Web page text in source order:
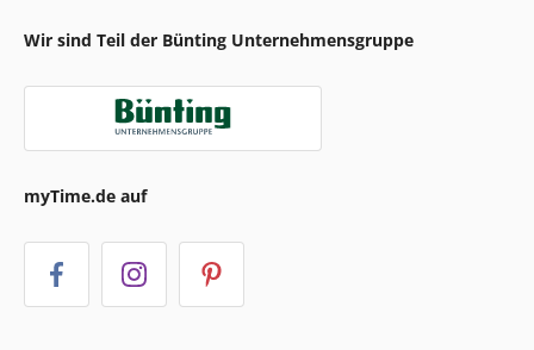
Wir sind Teil der Bünting Unternehmensgruppe
myTime.de auf